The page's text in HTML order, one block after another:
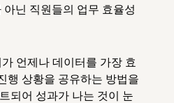
닌 직원들의 업무 효율성
언제나 데이터를 가장 효
행 상황을 공유하는 방법을
되어 성과가 나는 것이 눈